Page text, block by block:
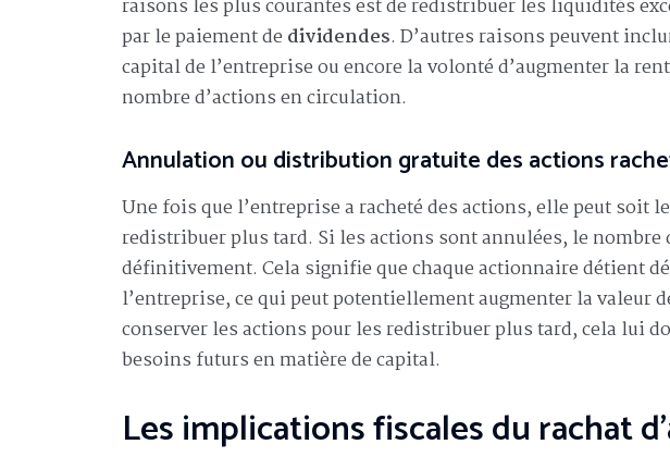
raisons les plus courantes est de redistribuer les liquidités
par le paiement de dividendes. D’autres raisons peuvent
capital de l’entreprise ou encore la volonté d’augmenter la
nombre d’actions en circulation.
Annulation ou distribution gratuite des actions
Une fois que l’entreprise a racheté des actions, elle peut soit
redistribuer plus tard. Si les actions sont annulées, le
définitivement. Cela signifie que chaque actionnaire détient
l’entreprise, ce qui peut potentiellement augmenter la valeur
conserver les actions pour les redistribuer plus tard, cela lui
besoins futurs en matière de capital.
Les implications fiscales du rachat